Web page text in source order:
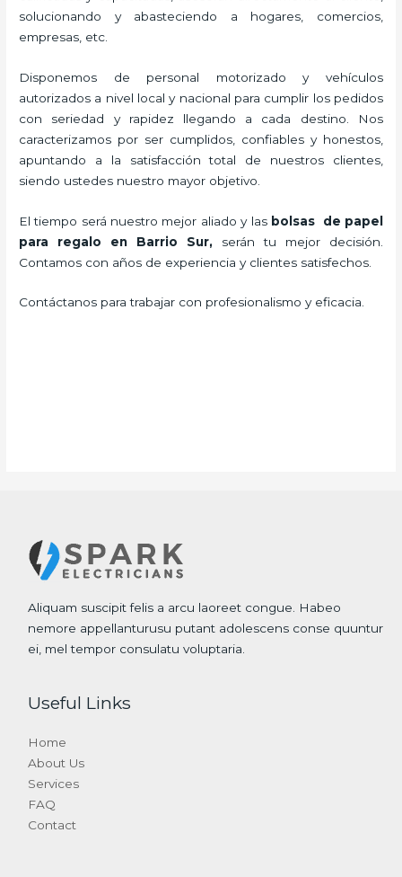
solucionando y abasteciendo a hogares, comercios,
empresas, etc.
Disponemos de personal motorizado y vehículos
autorizados a nivel local y nacional para cumplir los pedidos
con seriedad y rapidez llegando a cada destino. Nos
caracterizamos por ser cumplidos, confiables y honestos,
apuntando a la satisfacción total de nuestros clientes,
siendo ustedes nuestro mayor objetivo.
El tiempo será nuestro mejor aliado y las bolsas de papel
para regalo en Barrio Sur, serán tu mejor decisión.
Contamos con años de experiencia y clientes satisfechos.
Contáctanos para trabajar con profesionalismo y eficacia.
Aliquam suscipit felis a arcu laoreet congue. Habeo
nemore appellanturusu putant adolescens conse quuntur
ei, mel tempor consulatu voluptaria.
Useful Links
Home
About Us
Services
FAQ
Contact